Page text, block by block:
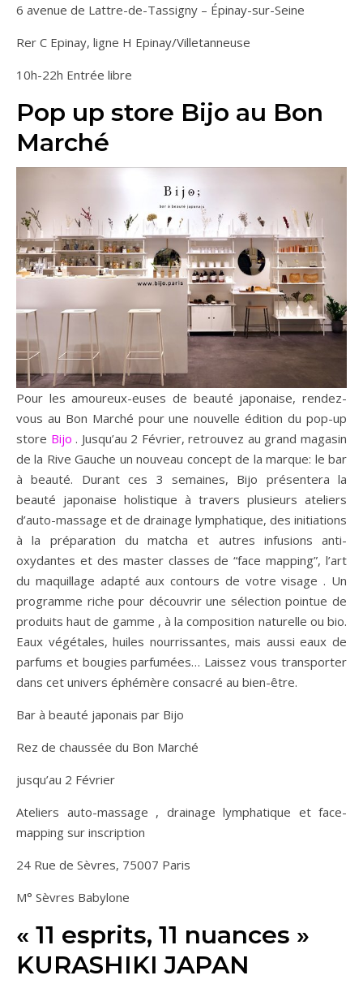
6 avenue de Lattre-de-Tassigny – Épinay-sur-Seine
Rer C Epinay, ligne H Epinay/Villetanneuse
10h-22h Entrée libre
Pop up store Bijo au Bon
Marché
Pour les amoureux-euses de beauté japonaise, rendez-
vous au Bon Marché pour une nouvelle édition du pop-up
store Bijo . Jusqu’au 2 Février, retrouvez au grand magasin
de la Rive Gauche un nouveau concept de la marque: le bar
à beauté. Durant ces 3 semaines, Bijo présentera la
beauté japonaise holistique à travers plusieurs ateliers
d’auto-massage et de drainage lymphatique, des initiations
à la préparation du matcha et autres infusions anti-
oxydantes et des master classes de “face mapping”, l’art
du maquillage adapté aux contours de votre visage . Un
programme riche pour découvrir une sélection pointue de
produits haut de gamme , à la composition naturelle ou bio.
Eaux végétales, huiles nourrissantes, mais aussi eaux de
parfums et bougies parfumées… Laissez vous transporter
dans cet univers éphémère consacré au bien-être.
Bar à beauté japonais par Bijo
Rez de chaussée du Bon Marché
jusqu’au 2 Février
Ateliers auto-massage , drainage lymphatique et face-
mapping sur inscription
24 Rue de Sèvres, 75007 Paris
M° Sèvres Babylone
« 11 esprits, 11 nuances »
KURASHIKI JAPAN